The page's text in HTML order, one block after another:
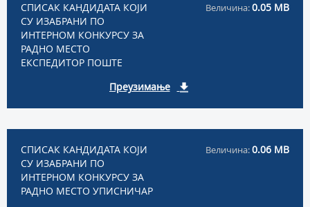
СПИСАК КАНДИДАТА КОЈИ
СУ ИЗАБРАНИ ПО
ИНТЕРНОМ КОНКУРСУ ЗА
РАДНО МЕСТО
ЕКСПЕДИТОР ПОШТЕ
Величина:0.05 MB
Преузимање
СПИСАК КАНДИДАТА КОЈИ
СУ ИЗАБРАНИ ПО
ИНТЕРНОМ КОНКУРСУ ЗА
РАДНО МЕСТО УПИСНИЧАР
Величина:0.06 MB